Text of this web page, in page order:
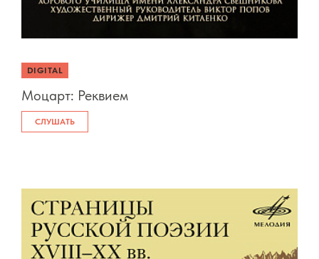
DIGITAL
Моцарт: Реквием
СЛУШАТЬ